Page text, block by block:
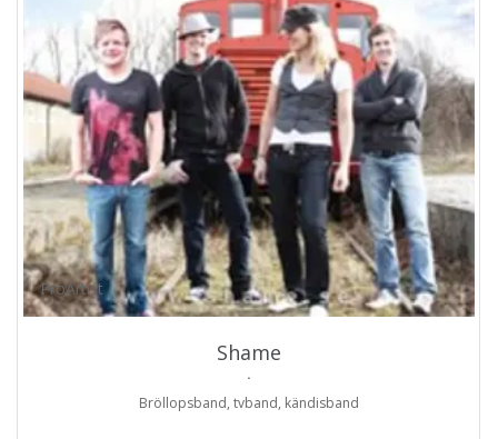
ProArtist
Shame
.
Bröllopsband, tvband, kändisband